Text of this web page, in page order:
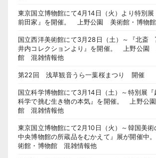
東京国立博物館にて4月14日（火）より特別
前田家』を開催。 上野公園 美術館・博物
国立西洋美術館にて3月28日（土）～『北
井内コレクションより』を開催。 上野公園
館 混雑情報他
第22回 浅草観音うら一葉桜まつり 開催
国立科学博物館にて3月14日（土）～特別展
科学で挑む生き物の本気』を開催。 上野公
館 混雑情報他
東京国立博物館にて2月10日（火）～韓国美
中央博物館の所蔵品をむかえて』展が開催
術館・博物館 混雑情報他